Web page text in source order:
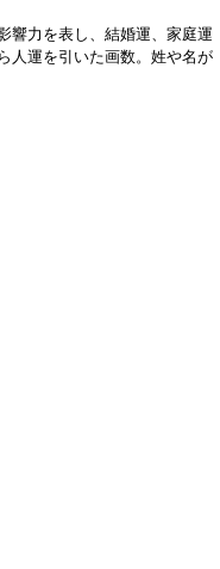
響力を表し、結婚運、家庭運
人運を引いた画数。姓や名が